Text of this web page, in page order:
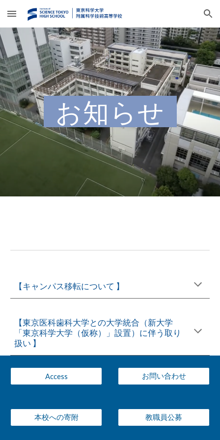
Skip to main content Skip to navigation
お知らせ
【キャンパス移転について 】
【東京医科歯科大学との大学統合（新大学
「東京科学大学（仮称）」設置）に伴う取り
扱い 】
Access お問い合わせ
本校への寄附 教職員公募